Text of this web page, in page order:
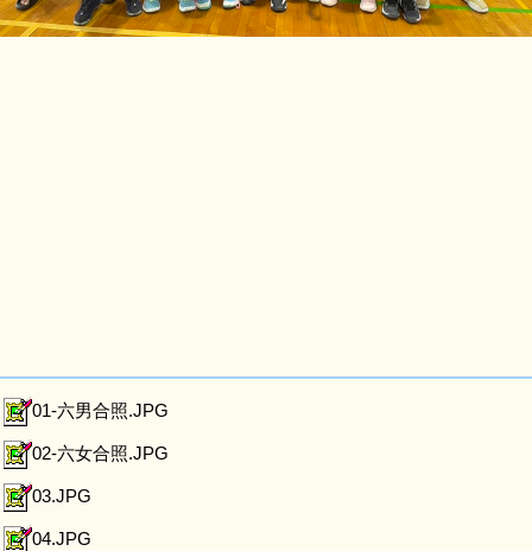
01-六男合照.JPG
02-六女合照.JPG
03.JPG
04.JPG